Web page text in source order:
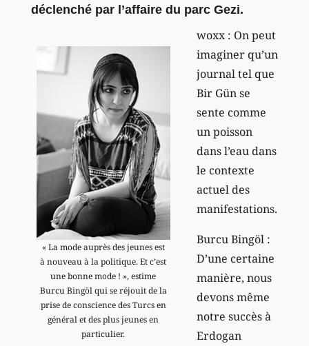
déclenché par l’affaire du parc Gezi.
« La mode auprès des jeunes est
à nouveau à la politique. Et c’est
une bonne mode ! », estime
Burcu Bingöl qui se réjouit de la
prise de conscience des Turcs en
général et des plus jeunes en
particulier.
woxx : On peut
imaginer qu’un
journal tel que
Bir Gün se
sente comme
un poisson
dans l’eau dans
le contexte
actuel des
manifestations.
Burcu Bingöl :
D’une certaine
manière, nous
devons même
notre succès à
Erdogan